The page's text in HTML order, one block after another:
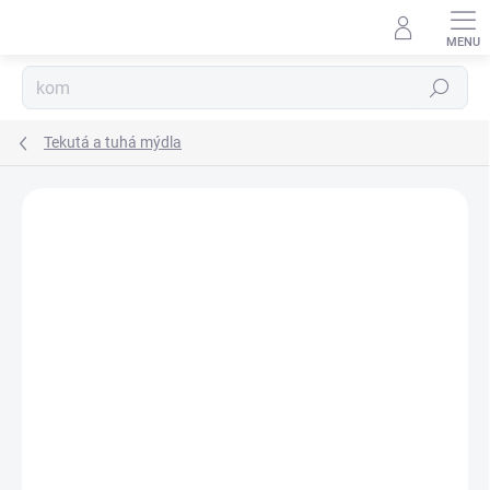
Hledat
Tekutá a tuhá mýdla